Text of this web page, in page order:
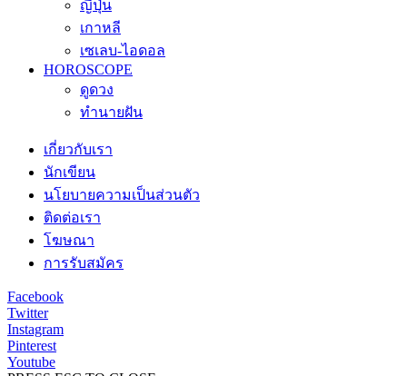
ญี่ปุ่น
เกาหลี
เซเลบ-ไอดอล
HOROSCOPE
ดูดวง
ทำนายฝัน
เกี่ยวกับเรา
นักเขียน
นโยบายความเป็นส่วนตัว
ติดต่อเรา
โฆษณา
การรับสมัคร
Facebook
Twitter
Instagram
Pinterest
Youtube